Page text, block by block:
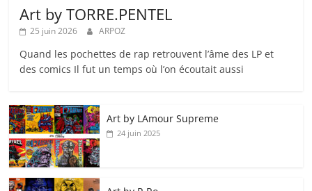
Art by TORRE.PENTEL
25 juin 2026 ARPOZ
Quand les pochettes de rap retrouvent l’âme des LP et
des comics Il fut un temps où l’on écoutait aussi
Art by LAmour Supreme
24 juin 2025